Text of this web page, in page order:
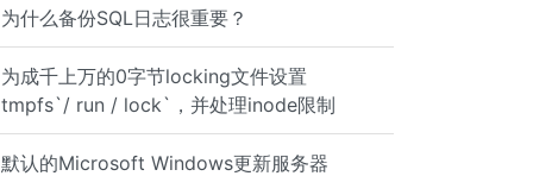
为什么备份SQL日志很重要？
为成千上万的0字节locking文件设置
tmpfs`/ run / lock`，并处理inode限制
默认的Microsoft Windows更新服务器